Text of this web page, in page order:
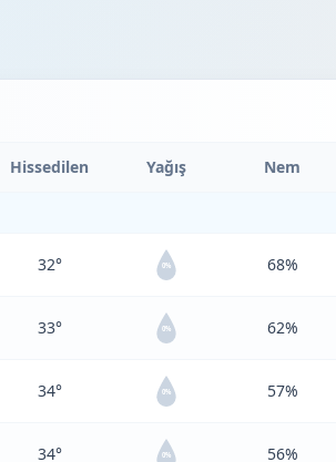
Hissedilen Yağış Nem
32° 0% 68%
33° 0% 62%
34° 0% 57%
34° 0% 56%